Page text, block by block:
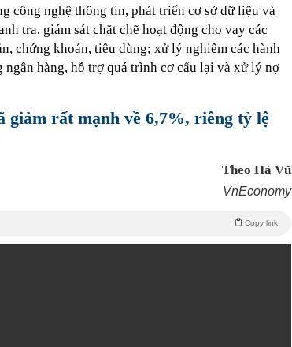
công nghệ thông tin, phát triển cơ sở dữ liệu và
tra, giám sát chặt chẽ hoạt động cho vay các
chứng khoán, tiêu dùng; xử lý nghiêm các hành
ngân hàng, hỗ trợ quá trình cơ cấu lại và xử lý nợ
giảm rất mạnh về 6,7%, riêng tỷ lệ
Theo Hà Vũ
VnEconomy
Copy link